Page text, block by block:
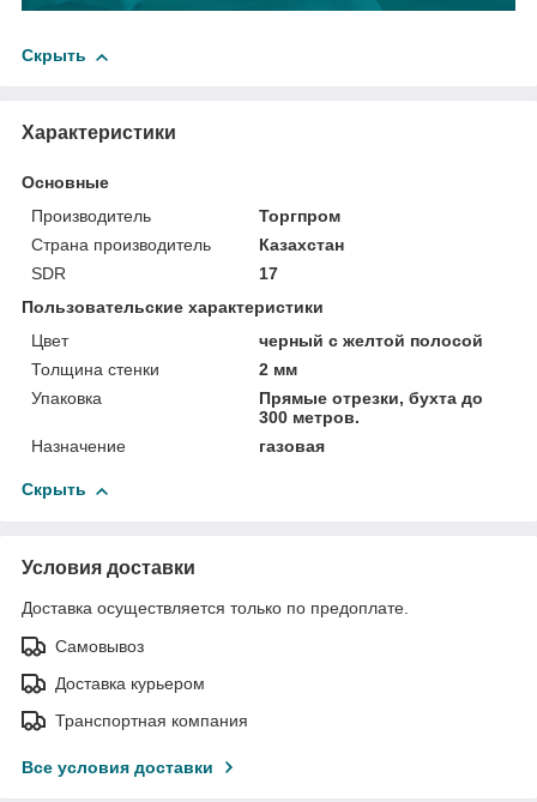
Скрыть
Характеристики
Основные
Производитель
Торгпром
Страна производитель
Казахстан
SDR
17
Пользовательские характеристики
Цвет
черный с желтой полосой
Толщина стенки
2 мм
Упаковка
Прямые отрезки, бухта до
300 метров.
Назначение
газовая
Скрыть
Условия доставки
Доставка осуществляется только по предоплате.
Самовывоз
Доставка курьером
Транспортная компания
Все условия доставки